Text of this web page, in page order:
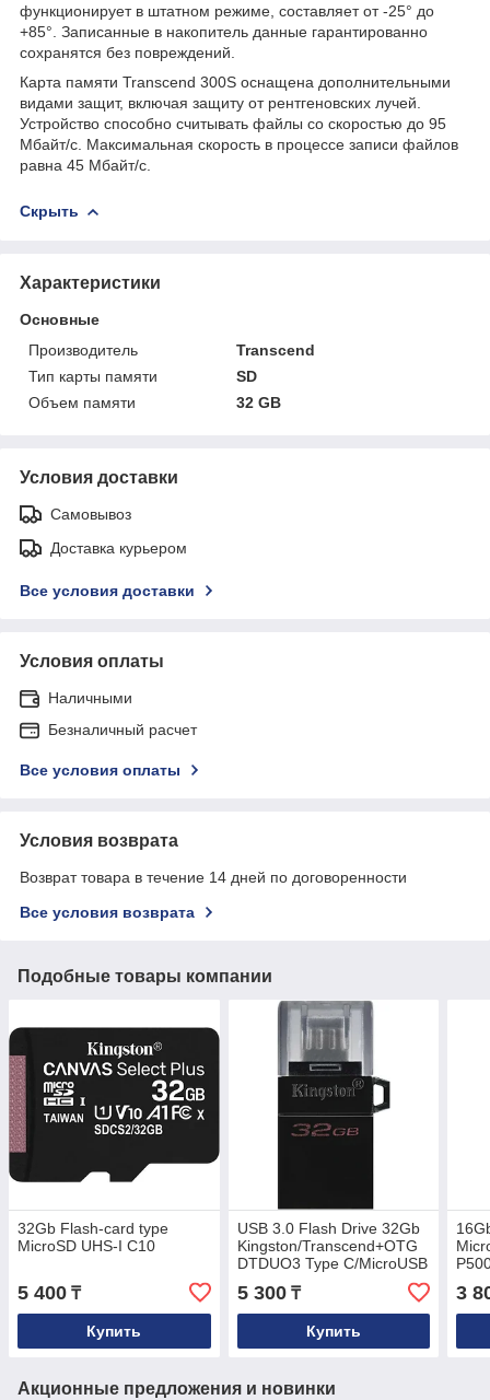
функционирует в штатном режиме, составляет от -25° до
+85°. Записанные в накопитель данные гарантированно
сохранятся без повреждений.
Карта памяти Transcend 300S оснащена дополнительными
видами защит, включая защиту от рентгеновских лучей.
Устройство способно считывать файлы со скоростью до 95
Мбайт/с. Максимальная скорость в процессе записи файлов
равна 45 Мбайт/с.
Скрыть
Характеристики
Основные
Производитель
Transcend
Тип карты памяти
SD
Объем памяти
32 GB
Условия доставки
Самовывоз
Доставка курьером
Все условия доставки
Условия оплаты
Наличными
Безналичный расчет
Все условия оплаты
Условия возврата
Возврат товара в течение 14 дней по договоренности
Все условия возврата
Подобные товары компании
32Gb Flash-card type
MicroSD UHS-I C10
5 400 ₸
Купить
USB 3.0 Flash Drive 32Gb
Kingston/Transcend+OTG
DTDUO3 Type C/MicroUSB
5 300₸
Купить
3
Акционные предложения и новинки